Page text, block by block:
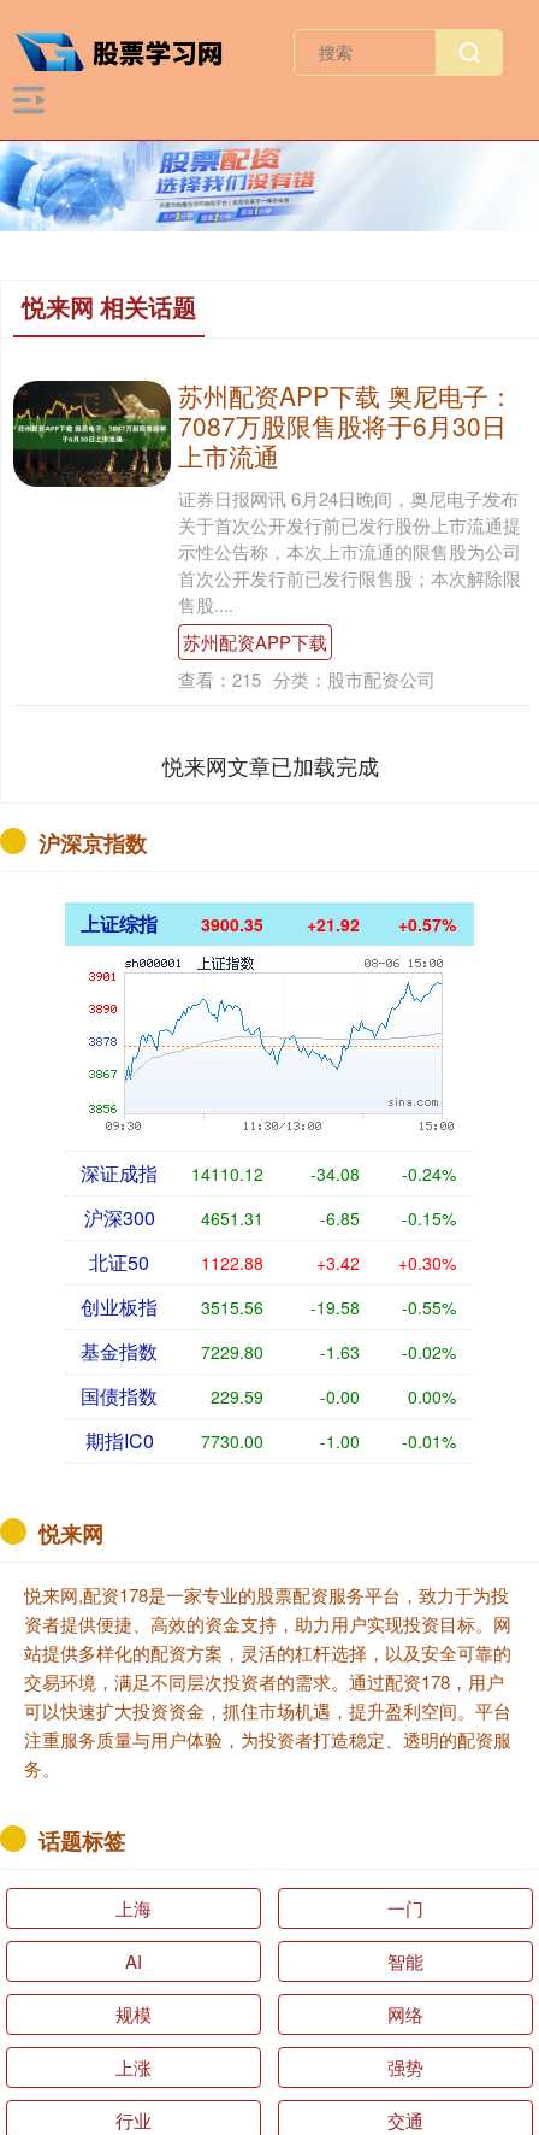
悦来网 相关话题
苏州配资APP下载 奥尼电子：
7087万股限售股将于6月30日
上市流通
证券日报网讯 6月24日晚间，奥尼电子发布
关于首次公开发行前已发行股份上市流通提
示性公告称，本次上市流通的限售股为公司
首次公开发行前已发行限售股；本次解除限
售股....
苏州配资APP下载
查看： 215 分类： 股市配资公司
悦来网文章已加载完成
沪深京指数
上证综指 3900.35 +21.92 +0.57%
深证成指 14110.12 -34.08 -0.24%
沪深300 4651.31 -6.85 -0.15%
北证50 1122.88 +3.42 +0.30%
创业板指 3515.56 -19.58 -0.55%
基金指数 7229.80 -1.63 -0.02%
国债指数 229.59 -0.00 0.00%
期指IC0 7730.00 -1.00 -0.01%
悦来网
悦来网,配资178是一家专业的股票配资服务平台，致力于为投
资者提供便捷、高效的资金支持，助力用户实现投资目标。网
站提供多样化的配资方案，灵活的杠杆选择，以及安全可靠的
交易环境，满足不同层次投资者的需求。通过配资178，用户
可以快速扩大投资资金，抓住市场机遇，提升盈利空间。平台
注重服务质量与用户体验，为投资者打造稳定、透明的配资服
务。
话题标签
上海 一门
AI 智能
规模 网络
上涨 强势
行业 交通